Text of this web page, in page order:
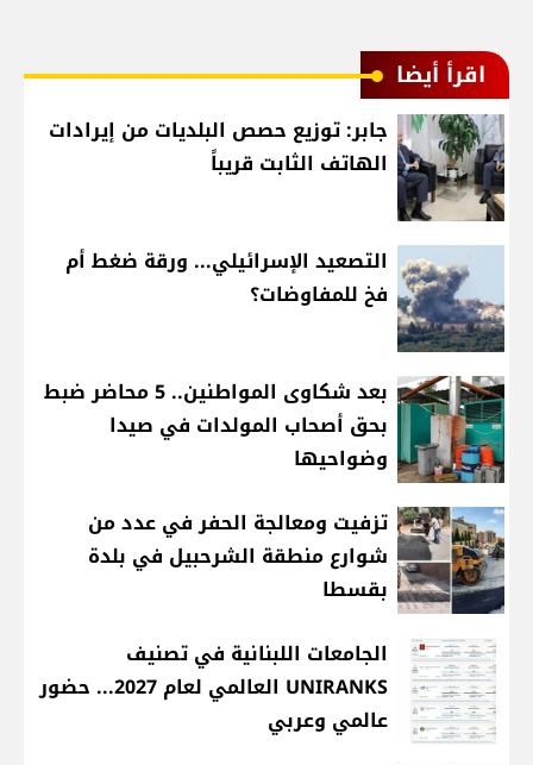
اقرأ أيضا
جابر: توزيع حصص البلديات من إيرادات
الهاتف الثابت قريباً
التصعيد الإسرائيلي... ورقة ضغط أم
فخ للمفاوضات؟
بعد شكاوى المواطنين.. 5 محاضر ضبط
بحق أصحاب المولدات في صيدا
وضواحيها
تزفيت ومعالجة الحفر في عدد من
شوارع منطقة الشرحبيل في بلدة
بقسطا
الجامعات اللبنانية في تصنيف
UNIRANKS العالمي لعام 2027... حضور
عالمي وعربي